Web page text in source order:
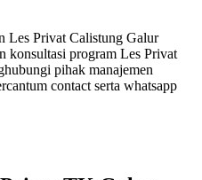
Les Privat Calistung Galur
konsultasi program Les Privat
pihak manajemen
contact serta whatsapp